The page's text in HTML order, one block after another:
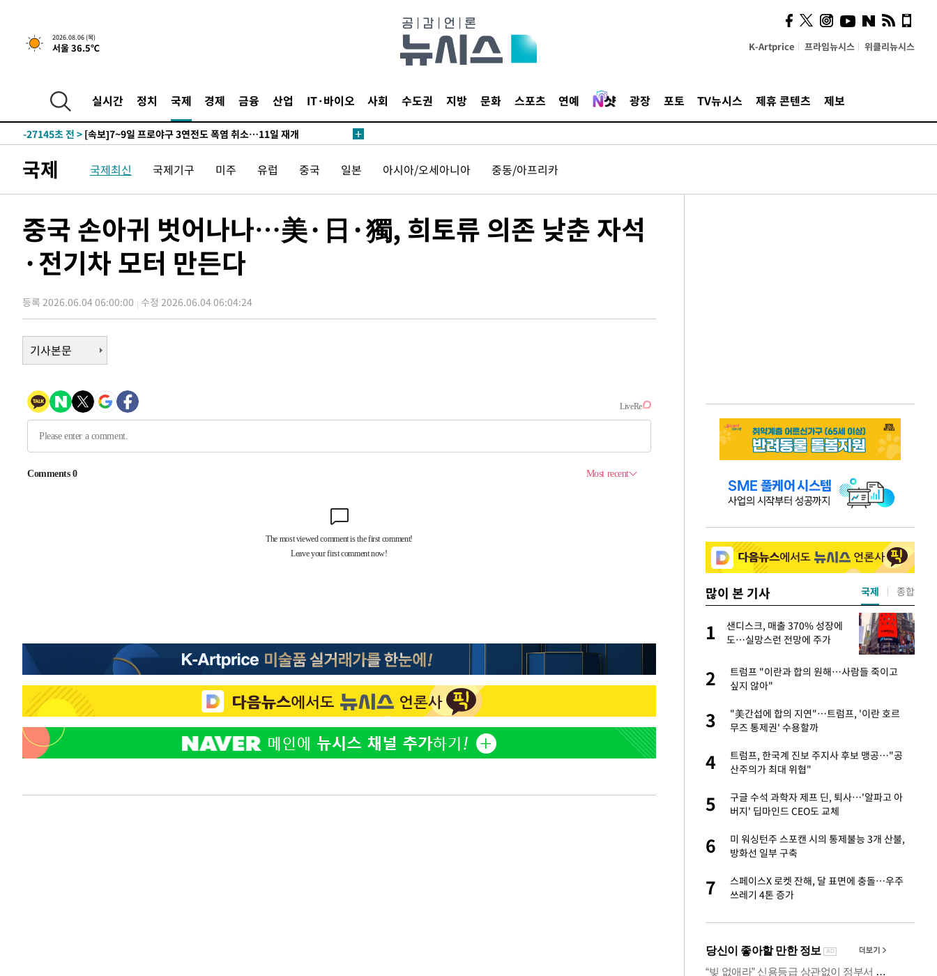
2026.08.06 (목)
서울 36.5℃ K-Artprice 프라임뉴시스 위클리뉴시스
실시간 정치 국제 경제 금융 산업 IT·바이오 사회 수도권 지방 문화 스포츠 연예 광장 포토 TV뉴시스 제휴 콘텐츠 제보
화"
-29954초 전 >日방위성, 北이 동해로 쏜 발사체는 탄도미사일 가능성
-28384초 전 >
-27186초 전 >
'낮 최고 39도' 불볕더위…한밤 열대야도 계속[내일날씨]
-27145초 전 >
[속보]7~9일 프로야구 3연전도 폭염 취소…11일 재개
-26807초 전 > "韓 외환시장 개입 관측 배경엔 美의 대한국 무역적자 있어"
-26474초 전 >
서울 낮 37.9도, 올여름 최고치 경신…영등포 순간 '40도'
-26036초 전 >[속보]종합특검, 대검 추가 압수수색…내란 중요임무종사 혐의
[속보]코스닥, 800p 회복…0.26% 오른 801.67 마감
-22061초 전 >[속보]코스피, 301.88포인트(4.58%) 내린 6296.38 마감
-21926초 전 >[속보]원·달러 환율, 0.7원 내린 1423.8원 마감
-19525초 전 >"여기 떨어졌다"…다누리, 스페이스X 로켓 달 충돌 흔적 포착
-9171초 전 >
내일까지 39도 '펄펄'…기상청 "태풍 지나며 폭염 잠시 꺾인다"
-8786초 전 > "美간섭에 합의 지연"…트럼프, '이란 호르무즈 통제권' 수용할까
-4003초 전 >[속보]경찰, '홍명보 선임 논란' 대한축구협회·축구회관 등 압수수색
-30226초 전 >[속보]합참 "北 발사체는 단거리탄도미사일…감시·경계태세 강
화"
-28404초 전 >
-27810초 전 >
'월드컵 탈락 후폭풍' 축구협회…초유의 압수수색에 '충격·당황'
-21946초 전 >[속보]원·달러 환율, 0.7원 내린 1423.8원 마감
-19545초 전 >
"여기 떨어졌다"…다누리, 스페이스X 로켓 달 충돌 흔적 포착
-16590초 전 >손흥민, 5경기 연속골 실패…LAFC는 승부차기 끝 과달라하라 격파
-9191초 전 >내일까지 39도 '펄펄'…기상청 "태풍 지나며 폭염 잠시 꺾인다"
-8828초 전 >트럼프, 한국계 진보 주지사 후보 맹공…"공산주의가 최대 위협"
-8806초 전 >
"美간섭에 합의 지연"…트럼프, '이란 호르무즈 통제권' 수용할까
-5326초 전 >[속보]산업장관 "李정부, 원전 반대 안해…안정 전력 위해 불가피"
국제 국제최신 국제기구 미주 유럽 중국 일본 아시아/오세아니아 중동/아프리카
중국 손아귀 벗어나나…美·日·獨, 희토류 의존 낮춘 자석
·전기차 모터 만든다
등록 2026.06.04 06:00:00 수정 2026.06.04 06:04:24
기사본문
많이 본 기사
2
황기순 "원정 도박으로 전 재산 잃고 필리핀
도피"
3
이승기 측 "차가원 전세금 미반환은 고도의
사기 수법…엄벌 원해"
4
정부, 전 산업에 'AI 옷' 입힌다…AI 로봇 연
5 바다, 워터밤 공개저격 "말이 안 된다"
1
샌디스크, 매출 370% 성장에
도…실망스런 전망에 주가
2
트럼프 "이란과 합의 원해…사람들 죽이고
싶지 않아"
3
"美간섭에 합의 지연"…트럼프, '이란 호르
무즈 통제권' 수용할까
4
트럼프, 한국계 진보 주지사 후보 맹공…"공
산주의가 최대 위협"
5
구글 수석 과학자 제프 딘, 퇴사…'알파고 아
버지' 딥마인드 CEO도 교체
6
미 워싱턴주 스포캔 시의 통제불능 3개 산불,
방화선 일부 구축
7
스페이스X 로켓 잔해, 달 표면에 충돌…우주
쓰레기 4톤 증가
국제 종합